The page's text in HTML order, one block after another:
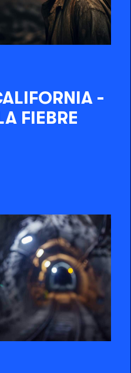
-
FIEBRE